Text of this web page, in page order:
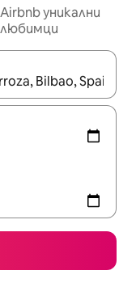
уникални